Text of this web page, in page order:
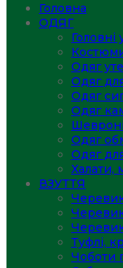
Головна
ОДЯГ
Головні
Одяг
Одяг
Одяг
Одяг
Одяг
Одяг
Халати,
ВЗУТТЯ
Туфлі,
Чоботи